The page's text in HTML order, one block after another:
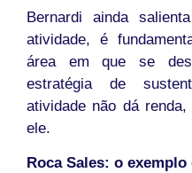
Bernardi ainda
atividade, é
área em que se
estratégia de
atividade não dá
ele.
Roca Sales: o